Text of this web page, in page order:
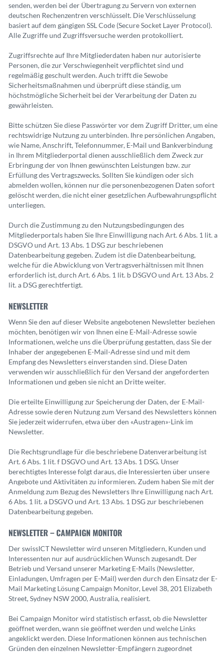
senden, werden bei der Übertragung zu Servern von externen
deutschen Rechenzentren verschlüsselt. Die Verschlüsselung
basiert auf dem gängigen SSL Code (Secure Socket Layer Protocol).
Alle Zugriffe und Zugriffsversuche werden protokolliert.
Zugriffsrechte auf Ihre Mitgliederdaten haben nur autorisierte
Personen, die zur Verschwiegenheit verpflichtet sind und
regelmäßig geschult werden. Auch trifft die Sewobe
Sicherheitsmaßnahmen und überprüft diese ständig, um
höchstmögliche Sicherheit bei der Verarbeitung der Daten zu
gewährleisten.
Bitte schützen Sie diese Passwörter vor dem Zugriff Dritter, um eine
rechtswidrige Nutzung zu unterbinden. Ihre persönlichen Angaben,
wie Name, Anschrift, Telefonnummer, E-Mail und Bankverbindung
in Ihrem Mitgliederportal dienen ausschließlich dem Zweck zur
Erbringung der von Ihnen gewünschten Leistungen bzw. zur
Erfüllung des Vertragszwecks. Sollten Sie kündigen oder sich
abmelden wollen, können nur die personenbezogenen Daten sofort
gelöscht werden, die nicht einer gesetzlichen Aufbewahrungspflicht
unterliegen.
Durch die Zustimmung zu den Nutzungsbedingungen des
Mitgliederportals haben Sie Ihre Einwilligung nach Art. 6 Abs. 1 lit. a
DSGVO und Art. 13 Abs. 1 DSG zur beschriebenen
Datenbearbeitung gegeben. Zudem ist die Datenbearbeitung,
welche für die Abwicklung von Vertragsverhältnissen mit Ihnen
erforderlich ist, durch Art. 6 Abs. 1 lit. b DSGVO und Art. 13 Abs. 2
lit. a DSG gerechtfertigt.
NEWSLETTER
Wenn Sie den auf dieser Website angebotenen Newsletter beziehen
möchten, benötigen wir von Ihnen eine E-Mail-Adresse sowie
Informationen, welche uns die Überprüfung gestatten, dass Sie der
Inhaber der angegebenen E-Mail-Adresse sind und mit dem
Empfang des Newsletters einverstanden sind. Diese Daten
verwenden wir ausschließlich für den Versand der angeforderten
Informationen und geben sie nicht an Dritte weiter.
Die erteilte Einwilligung zur Speicherung der Daten, der E-Mail-
Adresse sowie deren Nutzung zum Versand des Newsletters können
Sie jederzeit widerrufen, etwa über den «Austragen»-Link im
Newsletter.
Die Rechtsgrundlage für die beschriebene Datenverarbeitung ist
Art. 6 Abs. 1 lit. f DSGVO und Art. 13 Abs. 1 DSG. Unser
berechtigtes Interesse folgt daraus, die Interessierten über unsere
Angebote und Aktivitäten zu informieren. Zudem haben Sie mit der
Anmeldung zum Bezug des Newsletters Ihre Einwilligung nach Art.
6 Abs. 1 lit. a DSGVO und Art. 13 Abs. 1 DSG zur beschriebenen
Datenbearbeitung gegeben.
NEWSLETTER – CAMPAIGN MONITOR
Der swissICT Newsletter wird unseren Mitgliedern, Kunden und
Interessenten nur auf ausdrücklichen Wunsch zugesandt. Der
Betrieb und Versand unserer Marketing E-Mails (Newsletter,
Einladungen, Umfragen per E-Mail) werden durch den Einsatz der E-
Mail Marketing Lösung Campaign Monitor, Level 38, 201 Elizabeth
Street, Sydney NSW 2000, Australia, realisiert.
Bei Campaign Monitor wird statistisch erfasst, ob die Newsletter
geöffnet werden, wann sie geöffnet werden und welche Links
angeklickt werden. Diese Informationen können aus technischen
Gründen den einzelnen Newsletter-Empfängern zugeordnet